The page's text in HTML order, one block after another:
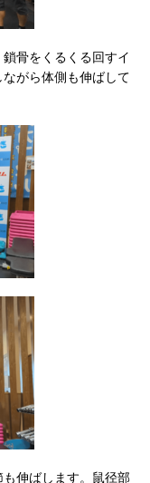
骨をくるくる回すイ
がら体側も伸ばして
伸ばします。鼠径部